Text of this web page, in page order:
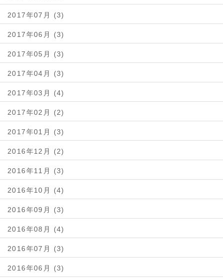
2017年07月 (3)
2017年06月 (3)
2017年05月 (3)
2017年04月 (3)
2017年03月 (4)
2017年02月 (2)
2017年01月 (3)
2016年12月 (2)
2016年11月 (3)
2016年10月 (4)
2016年09月 (3)
2016年08月 (4)
2016年07月 (3)
2016年06月 (3)